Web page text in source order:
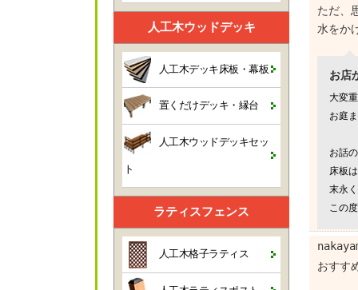
ただ、
水をか
お店
大変
お庭
お話
床板
末永
この
おすす
人工木ウッドデッキ
人工木デッキ床板・幕板
置くだけデッキ・縁台
人工木ウッドデッキセッ
ト
ラティスフェンス
人工木格子ラティス